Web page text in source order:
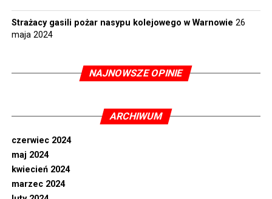
Strażacy gasili pożar nasypu kolejowego w Warnowie 26
maja 2024
NAJNOWSZE OPINIE
ARCHIWUM
czerwiec 2024
maj 2024
kwiecień 2024
marzec 2024